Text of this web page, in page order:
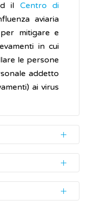
il Centro di
aviaria
mitigare e
in cui
le persone
addetto
ai virus
dai virus
associate a
semplice
influenzale,
uccelli